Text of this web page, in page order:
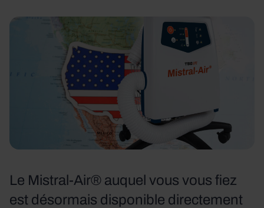
Le Mistral-Air® auquel vous vous fiez
est désormais disponible directement